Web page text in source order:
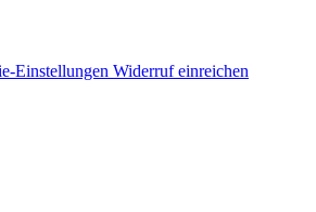
Einstellungen Widerruf einreichen